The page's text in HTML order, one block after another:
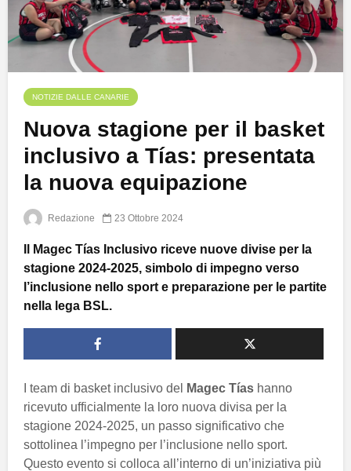
NOTIZIE DALLE CANARIE
Nuova stagione per il basket
inclusivo a Tías: presentata
la nuova equipazione
Redazione 23 Ottobre 2024
Il Magec Tías Inclusivo riceve nuove divise per la
stagione 2024-2025, simbolo di impegno verso
l’inclusione nello sport e preparazione per le partite
nella lega BSL.
I team di basket inclusivo del Magec Tías hanno
ricevuto ufficialmente la loro nuova divisa per la
stagione 2024-2025, un passo significativo che
sottolinea l’impegno per l’inclusione nello sport.
Questo evento si colloca all’interno di un’iniziativa più